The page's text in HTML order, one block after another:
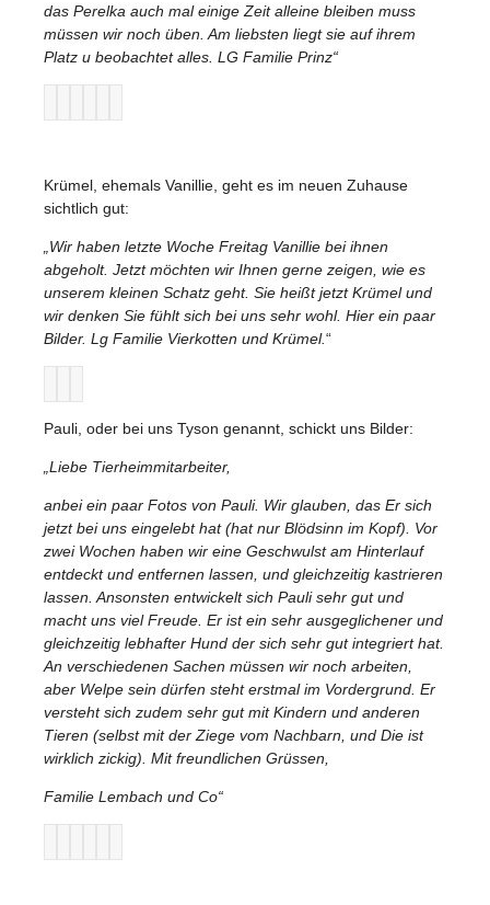
das Perelka auch mal einige Zeit alleine bleiben muss
müssen wir noch üben. Am liebsten liegt sie auf ihrem
Platz u beobachtet alles. LG Familie Prinz“
Krümel, ehemals Vanillie, geht es im neuen Zuhause
sichtlich gut:
„Wir haben letzte Woche Freitag Vanillie bei ihnen
abgeholt. Jetzt möchten wir Ihnen gerne zeigen, wie es
unserem kleinen Schatz geht. Sie heißt jetzt Krümel und
wir denken Sie fühlt sich bei uns sehr wohl. Hier ein paar
Bilder. Lg Familie Vierkotten und Krümel.“
Pauli, oder bei uns Tyson genannt, schickt uns Bilder:
„Liebe Tierheimmitarbeiter,
anbei ein paar Fotos von Pauli. Wir glauben, das Er sich
jetzt bei uns eingelebt hat (hat nur Blödsinn im Kopf). Vor
zwei Wochen haben wir eine Geschwulst am Hinterlauf
entdeckt und entfernen lassen, und gleichzeitig kastrieren
lassen. Ansonsten entwickelt sich Pauli sehr gut und
macht uns viel Freude. Er ist ein sehr ausgeglichener und
gleichzeitig lebhafter Hund der sich sehr gut integriert hat.
An verschiedenen Sachen müssen wir noch arbeiten,
aber Welpe sein dürfen steht erstmal im Vordergrund. Er
versteht sich zudem sehr gut mit Kindern und anderen
Tieren (selbst mit der Ziege vom Nachbarn, und Die ist
wirklich zickig). Mit freundlichen Grüssen,
Familie Lembach und Co“